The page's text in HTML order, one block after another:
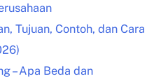
Tujuan, Contoh, dan Cara
– Apa Beda dan